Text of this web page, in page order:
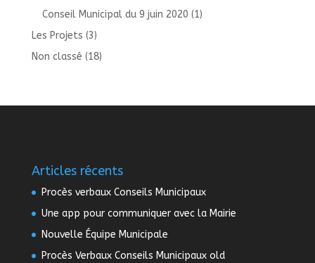
Conseil Municipal du 9 juin 2020 (1)
Les Projets (3)
Non classé (18)
Articles récents
Procès verbaux Conseils Municipaux
Une app pour communiquer avec la Mairie
Nouvelle Équipe Municipale
Procès Verbaux Conseils Municipaux old